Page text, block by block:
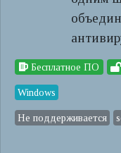
Бесплатное ПО
Windows
Не поддерживается